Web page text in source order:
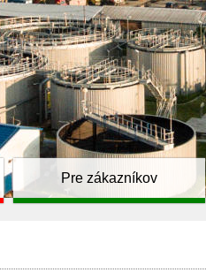
Pre zákazníkov